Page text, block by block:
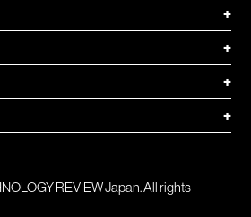
+
+
+
+
REVIEW Japan. All rights